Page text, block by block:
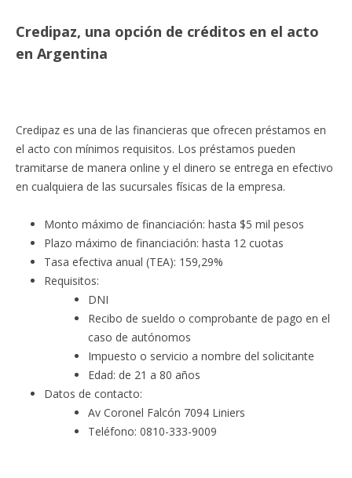
Credipaz, una opción de créditos en el acto
en Argentina
Credipaz es una de las financieras que ofrecen préstamos en
el acto con mínimos requisitos. Los préstamos pueden
tramitarse de manera online y el dinero se entrega en efectivo
en cualquiera de las sucursales físicas de la empresa.
Monto máximo de financiación: hasta $5 mil pesos
Plazo máximo de financiación: hasta 12 cuotas
Tasa efectiva anual (TEA): 159,29%
Requisitos:
DNI
Recibo de sueldo o comprobante de pago en el
caso de autónomos
Impuesto o servicio a nombre del solicitante
Edad: de 21 a 80 años
Datos de contacto:
Av Coronel Falcón 7094 Liniers
Teléfono: 0810-333-9009